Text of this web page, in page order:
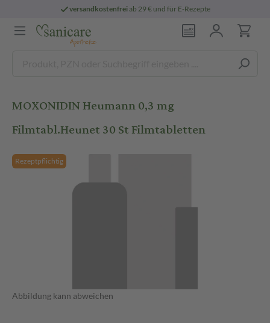
versandkostenfreiab 29 € und für E-Rezepte
MOXONIDIN Heumann 0,3 mg
Filmtabl.Heunet 30 St Filmtabletten
Rezeptpflichtig
Abbildung kann abweichen